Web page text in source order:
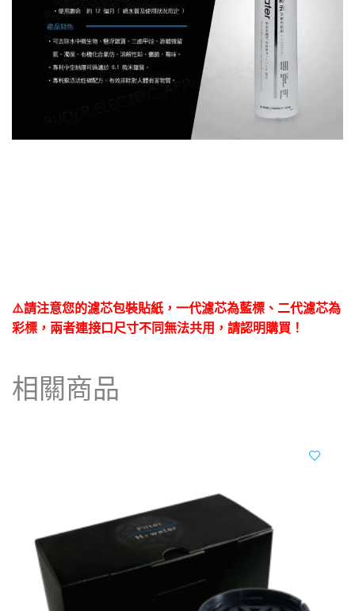
⚠️請注意您的濾芯包裝貼紙，一代濾芯為藍標、二代濾芯為
彩標，兩者連接口尺寸不同無法共用，請認明購買！
相關商品